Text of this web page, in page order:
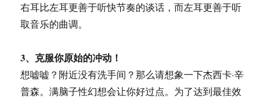
右耳比左耳更善于听快节奏的谈话，而左耳更善于听
取音乐的曲调。
3、克服你原始的冲动！
想嘘嘘？附近没有洗手间？那么请想象一下杰西卡·辛
普森。满脑子性幻想会让你好过点。为了达到最佳效